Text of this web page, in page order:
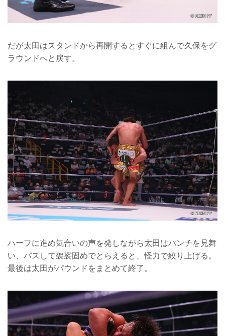
だが太田はスタンドから再開するとすぐに組んで久保をグ
ラウンドへと戻す。
ハーフに進め気合いの声を発しながら太田はパンチを見舞
い、パスして袈裟固めでとらえると、怪力で絞り上げる。
最後は太田がパウンドをまとめて終了。